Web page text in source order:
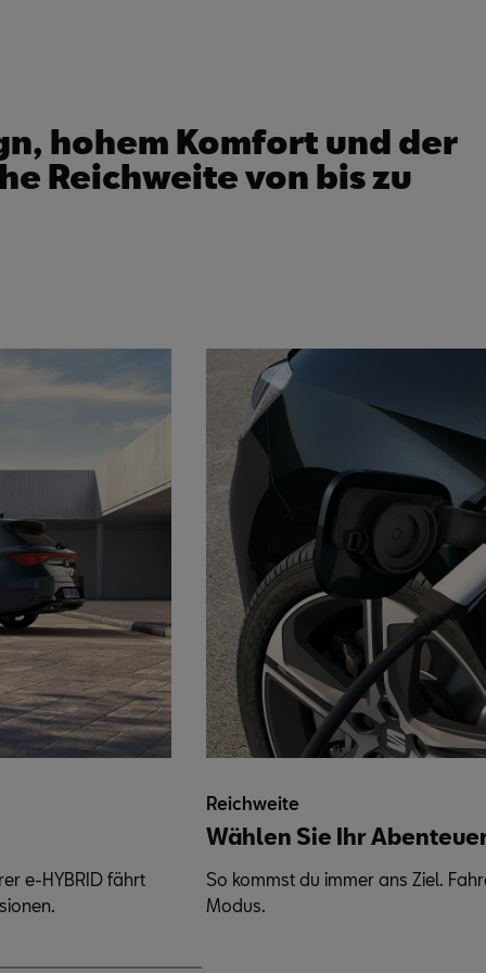
hohem Komfort und der
Reichweite von bis zu
e-HYBRID fährt
Reichweite
Wählen Sie Ihr
So kommst du immer ans Ziel.
Modus.